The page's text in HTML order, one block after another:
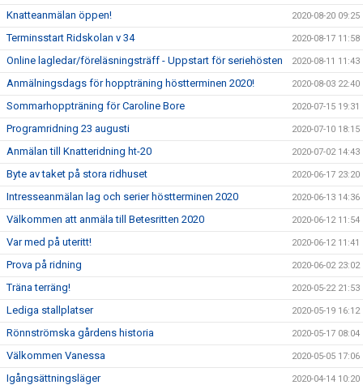
Knatteanmälan öppen! 2020-08-20 09:25
Terminsstart Ridskolan v 34 2020-08-17 11:58
Online lagledar/föreläsningsträff - Uppstart för seriehösten 2020-08-11 11:43
Anmälningsdags för hoppträning höstterminen 2020! 2020-08-03 22:40
Sommarhoppträning för Caroline Bore 2020-07-15 19:31
Programridning 23 augusti 2020-07-10 18:15
Anmälan till Knatteridning ht-20 2020-07-02 14:43
Byte av taket på stora ridhuset 2020-06-17 23:20
Intresseanmälan lag och serier höstterminen 2020 2020-06-13 14:36
Välkommen att anmäla till Betesritten 2020 2020-06-12 11:54
Var med på uteritt! 2020-06-12 11:41
Prova på ridning 2020-06-02 23:02
Träna terräng! 2020-05-22 21:53
Lediga stallplatser 2020-05-19 16:12
Rönnströmska gårdens historia 2020-05-17 08:04
Välkommen Vanessa 2020-05-05 17:06
Igångsättningsläger 2020-04-14 10:20